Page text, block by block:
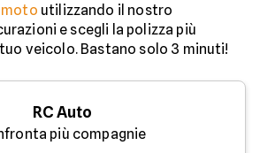
moto utilizzando il nostro
e scegli la polizza più
veicolo. Bastano solo 3 minuti!
RC Auto
più compagnie